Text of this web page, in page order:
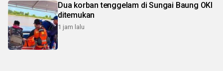
Dua korban tenggelam di Sungai Baung OKI
ditemukan
1 jam lalu